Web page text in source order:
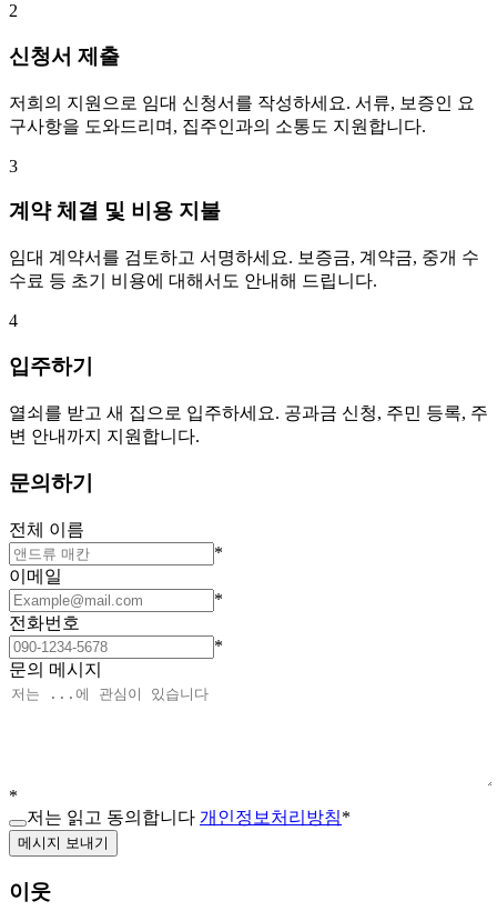
2
신청서 제출
저희의 지원으로 임대 신청서를 작성하세요. 서류, 보증인 요
구사항을 도와드리며, 집주인과의 소통도 지원합니다.
3
계약 체결 및 비용 지불
임대 계약서를 검토하고 서명하세요. 보증금, 계약금, 중개 수
수료 등 초기 비용에 대해서도 안내해 드립니다.
4
입주하기
열쇠를 받고 새 집으로 입주하세요. 공과금 신청, 주민 등록, 주
변 안내까지 지원합니다.
문의하기
전체 이름
*
이메일
*
전화번호
*
문의 메시지
*
저는 읽고 동의합니다 개인정보처리방침*
메시지 보내기
이웃